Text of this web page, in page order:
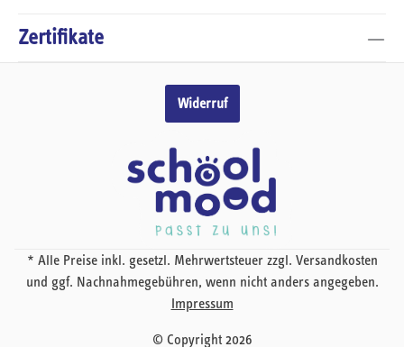
Zertifikate
Widerruf
* Alle Preise inkl. gesetzl. Mehrwertsteuer zzgl. Versandkosten
und ggf. Nachnahmegebühren, wenn nicht anders angegeben.
Impressum
© Copyright 2026